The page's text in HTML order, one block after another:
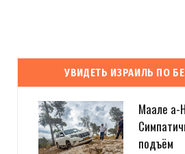
УВИДЕТЬ ИЗРАИЛЬ ПО
Маале а-
подъём